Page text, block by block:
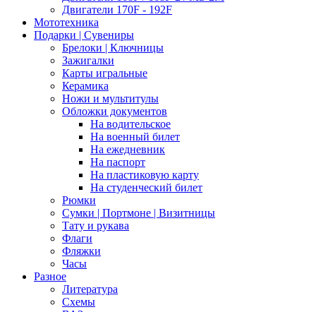
Двигатели 170F - 192F
Мототехника
Подарки | Сувениры
Брелоки | Ключницы
Зажигалки
Карты игральные
Керамика
Ножи и мультитулы
Обложки документов
На водительское
На военный билет
На ежедневник
На паспорт
На пластиковую карту
На студенческий билет
Рюмки
Сумки | Портмоне | Визитницы
Тату и рукава
Флаги
Фляжки
Часы
Разное
Литература
Схемы